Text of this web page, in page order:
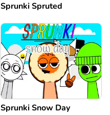
Sprunki Spruted
Sprunki Snow Day